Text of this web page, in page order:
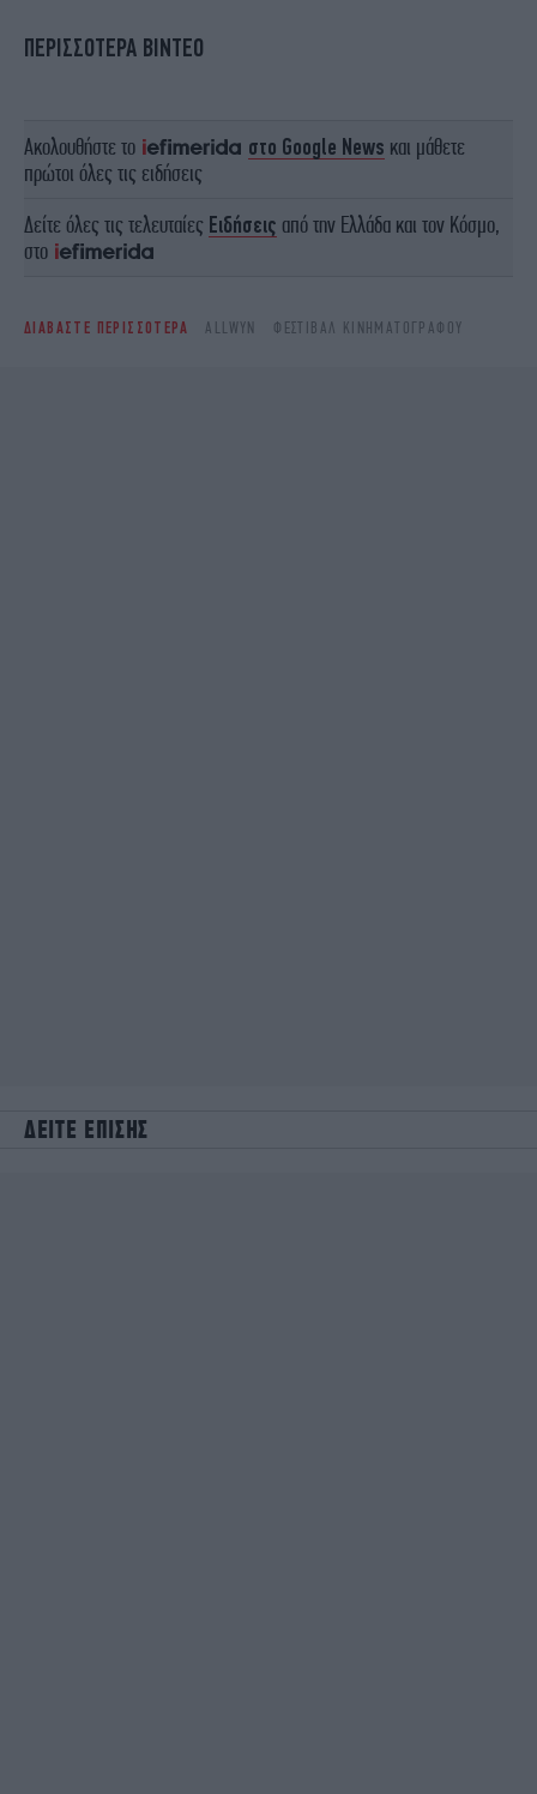
ΠΕΡΙΣΣΟΤΕΡΑ ΒΙΝΤΕΟ
Ακολουθήστε το στο Google News και μάθετε
πρώτοι όλες τις ειδήσεις
Δείτε όλες τις τελευταίες Ειδήσεις από την Ελλάδα και τον Κόσμο,
στο
ΔΙΑΒΑΣΤΕ ΠΕΡΙΣΣΟΤΕΡΑ ALLWYN ΦΕΣΤΙΒΆΛ ΚΙΝΗΜΑΤΟΓΡΆΦΟΥ
ΔΕΙΤΕ ΕΠΙΣΗΣ